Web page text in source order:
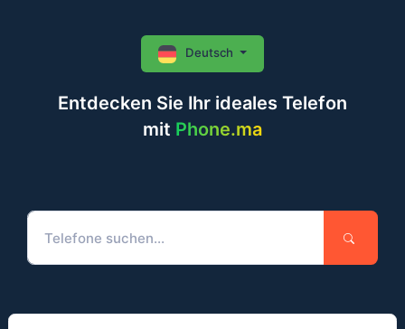
Entdecken Sie Ihr ideales Telefon
mit Phone.ma
Deutsch